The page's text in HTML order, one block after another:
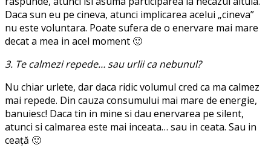
Daca sun eu pe cineva, atunci implicarea acelui „cineva”
nu este voluntara. Poate sufera de o enervare mai mare
decat a mea in acel moment 🙂
3. Te calmezi repede… sau urlii ca nebunul?
Nu chiar urlete, dar daca ridic volumul cred ca ma calmez
mai repede. Din cauza consumului mai mare de energie,
banuiesc! Daca tin in mine si dau enervarea pe silent,
atunci si calmarea este mai inceata… sau in ceata. Sau in
ceaţă 🙂